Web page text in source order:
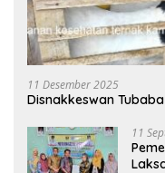
11 Desember 2025
Disnakkeswan
11